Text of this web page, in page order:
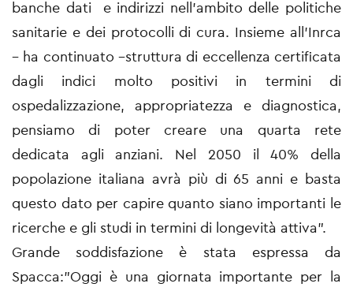
banche dati e indirizzi nell’ambito delle politiche
sanitarie e dei protocolli di cura. Insieme all’Inrca
– ha continuato –struttura di eccellenza certificata
dagli indici molto positivi in termini di
ospedalizzazione, appropriatezza e diagnostica,
pensiamo di poter creare una quarta rete
dedicata agli anziani. Nel 2050 il 40% della
popolazione italiana avrà più di 65 anni e basta
questo dato per capire quanto siano importanti le
ricerche e gli studi in termini di longevità attiva”.
Grande soddisfazione è stata espressa da
Spacca:”Oggi è una giornata importante per la